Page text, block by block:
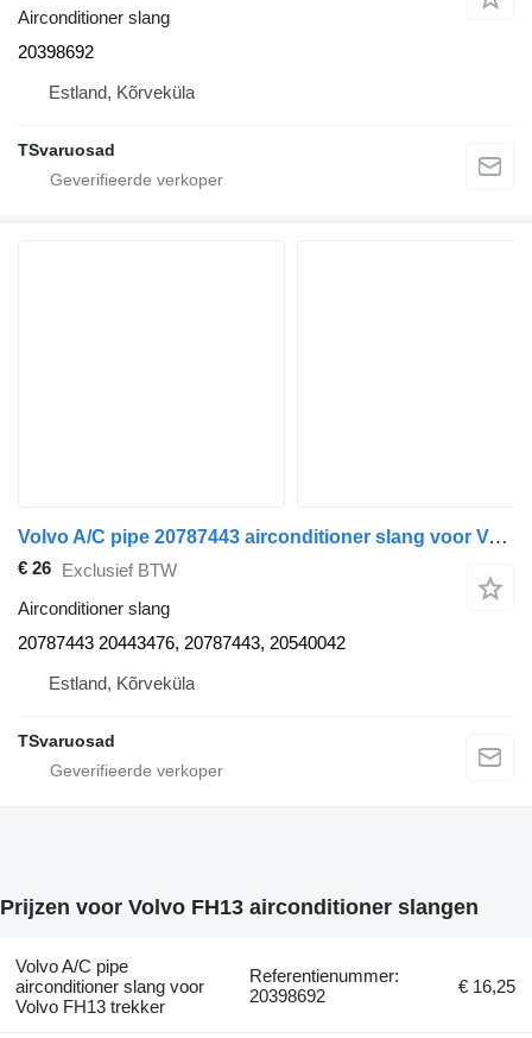
Airconditioner slang
20398692
Estland, Kõrveküla
TSvaruosad
Volvo A/C pipe 20787443 airconditioner slang voor Volvo FH13 trekker
€ 26 Exclusief BTW
Airconditioner slang
20787443 20443476, 20787443, 20540042
Estland, Kõrveküla
TSvaruosad
Prijzen voor Volvo FH13 airconditioner slangen
Volvo A/C pipe
airconditioner slang voor
Volvo FH13 trekker
Referentienummer:
20398692
€ 16,25